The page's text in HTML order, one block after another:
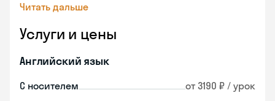
Читать дальше
Услуги и цены
Английский язык
С носителем от 3190 ₽ / урок